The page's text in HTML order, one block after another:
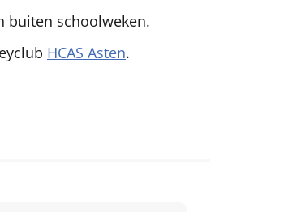
buiten schoolweken.
HCAS Asten.